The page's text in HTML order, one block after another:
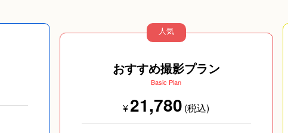
人気
おすすめ撮影プラン
Basic Plan
¥21,780 (税込)